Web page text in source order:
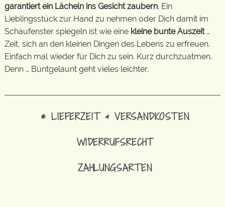
garantiert ein Lächeln ins Gesicht zaubern. Ein
Lieblingsstück zur Hand zu nehmen oder Dich damit im
Schaufenster spiegeln ist wie eine kleine bunte Auszeit…
Zeit, sich an den kleinen Dingen des Lebens zu erfreuen.
Einfach mal wieder für Dich zu sein. Kurz durchzuatmen.
Denn … Buntgelaunt geht vieles leichter.
* LIEFERZEIT & VERSANDKOSTEN
WIDERRUFSRECHT
ZAHLUNGSARTEN